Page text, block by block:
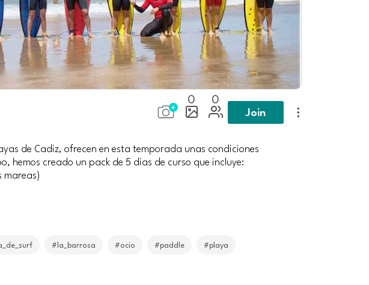
0 0
Join
de Cadiz, ofrecen en esta temporada unas condiciones
creado un pack de 5 dias de curso que incluye:
mareas)
#la_barrosa #ocio #paddle #playa